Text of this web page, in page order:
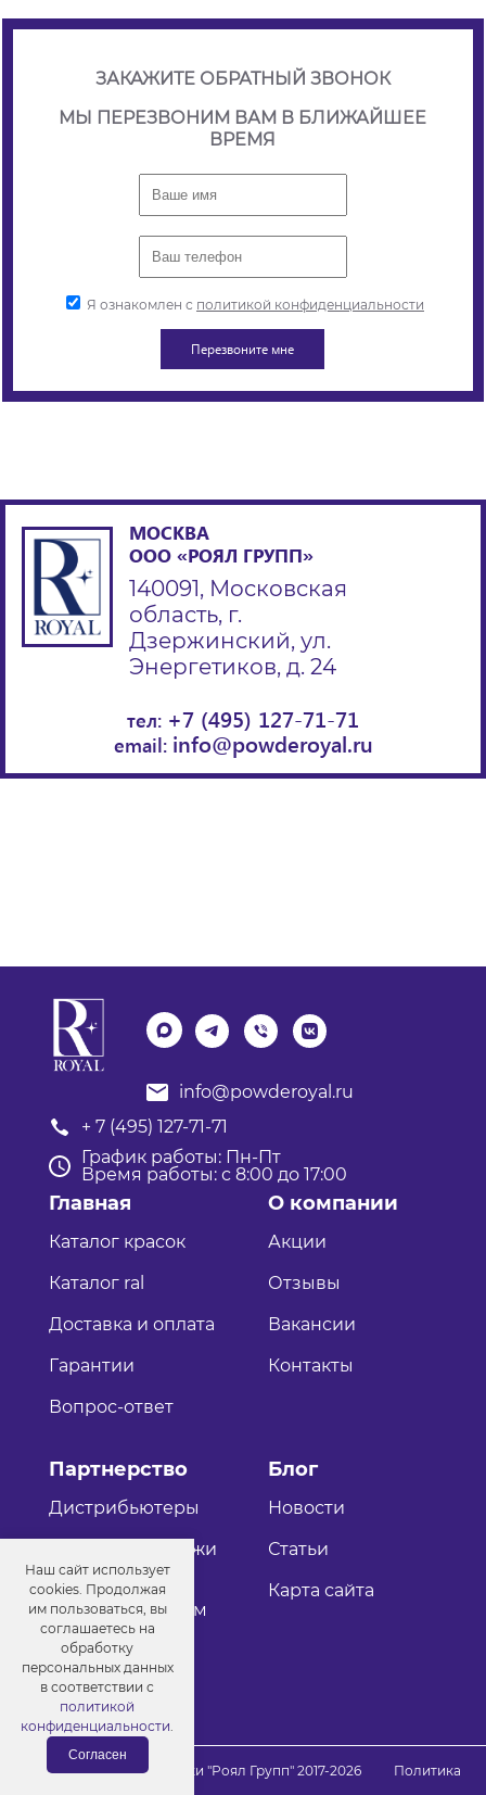
ЗАКАЖИТЕ ОБРАТНЫЙ ЗВОНОК
МЫ ПЕРЕЗВОНИМ ВАМ В БЛИЖАЙШЕЕ
ВРЕМЯ
Я ознакомлен с политикой конфиденциальности
МОСКВА
ООО «РОЯЛ ГРУПП»
140091, Московская
область, г.
Дзержинский, ул.
Энергетиков, д. 24
тел: +7 (495) 127-71-71
email: info@powderoyal.ru
info@powderoyal.ru
+ 7 (495) 127-71-71
График работы: Пн-Пт
Время работы: с 8:00 до 17:00
Главная
Каталог красок
Каталог ral
Доставка и оплата
Гарантии
Вопрос-ответ
О компании
Акции
Отзывы
Вакансии
Контакты
Партнерство
Дистрибьютеры
Оптовые продажи
Как стать
дистрибьютером
Блог
Новости
Статьи
Карта сайта
© Порошковые краски "Роял Групп" 2017-2026
Политика
Наш сайт использует
cookies. Продолжая
им пользоваться, вы
соглашаетесь на
обработку
персональных данных
в соответствии с
политикой
конфиденциальности.
Согласен